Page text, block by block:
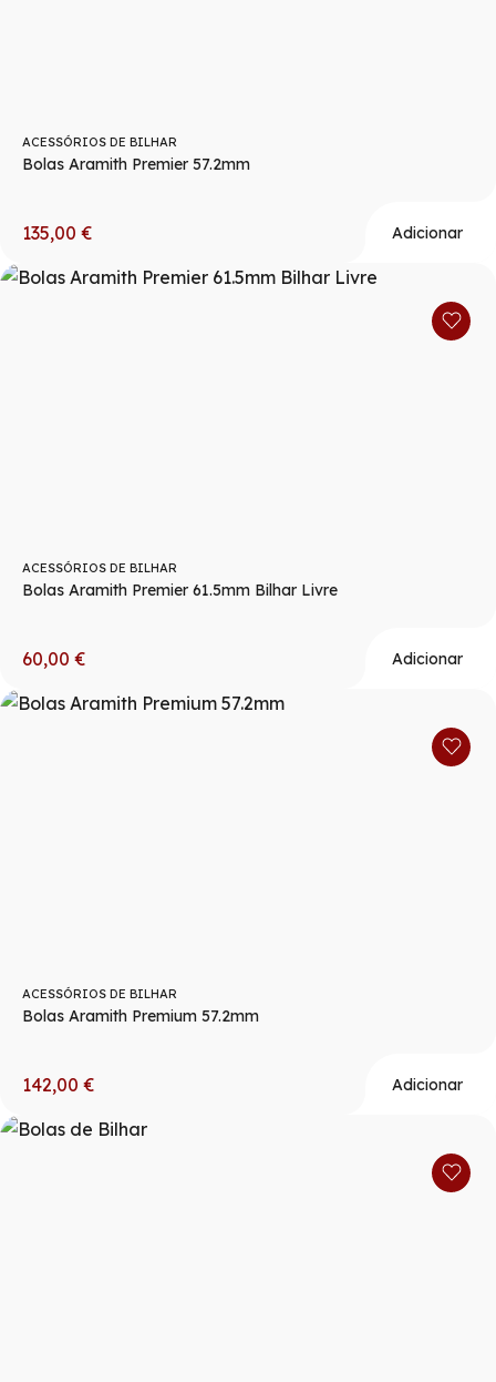
ACESSÓRIOS DE BILHAR
Bolas Aramith Premier 57.2mm
135,00 € Adicionar
ACESSÓRIOS DE BILHAR
Bolas Aramith Premier 61.5mm Bilhar Livre
60,00 € Adicionar
ACESSÓRIOS DE BILHAR
Bolas Aramith Premium 57.2mm
142,00 € Adicionar